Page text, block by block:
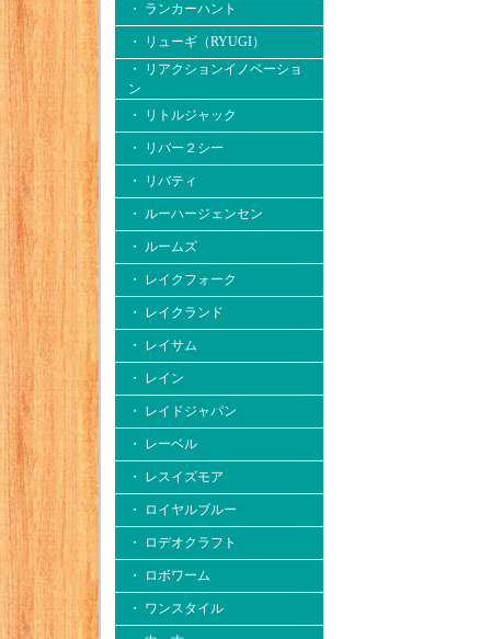
・ ランカーハント
・ リューギ（RYUGI）
・ リアクションイノベーショ
ン
・ リトルジャック
・ リバー２シー
・ リバティ
・ ルーハージェンセン
・ ルームズ
・ レイクフォーク
・ レイクランド
・ レイサム
・ レイン
・ レイドジャパン
・ レーベル
・ レスイズモア
・ ロイヤルブルー
・ ロデオクラフト
・ ロボワーム
・ ワンスタイル